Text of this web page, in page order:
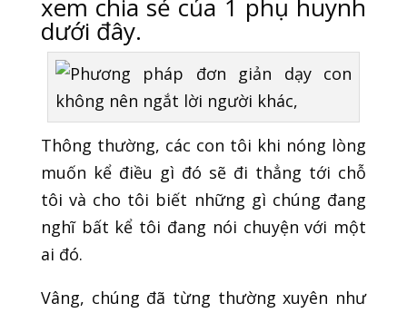
xem chia sẻ của 1 phụ huynh
dưới đây.
Thông thường, các con tôi khi nóng lòng
muốn kể điều gì đó sẽ đi thẳng tới chỗ
tôi và cho tôi biết những gì chúng đang
nghĩ bất kể tôi đang nói chuyện với một
ai đó.
Vâng, chúng đã từng thường xuyên như